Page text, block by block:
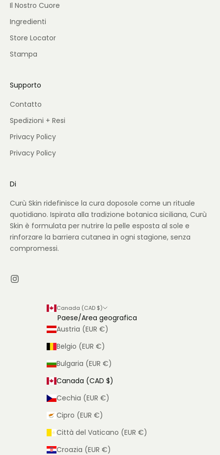
Il Nostro Cuore
Ingredienti
Store Locator
Stampa
Supporto
Contatto
Spedizioni + Resi
Privacy Policy
Privacy Policy
Di
Curù Skin ridefinisce la cura doposole come un rituale
quotidiano. Ispirata alla tradizione botanica siciliana, Curù
Skin è formulata per nutrire la pelle esposta al sole e
rinforzare la barriera cutanea in ogni stagione, senza
compromessi.
Canada (CAD $)
Paese/Area geografica
Austria (EUR €)
Belgio (EUR €)
Bulgaria (EUR €)
Canada (CAD $)
Cechia (EUR €)
Cipro (EUR €)
Città del Vaticano (EUR €)
Croazia (EUR €)